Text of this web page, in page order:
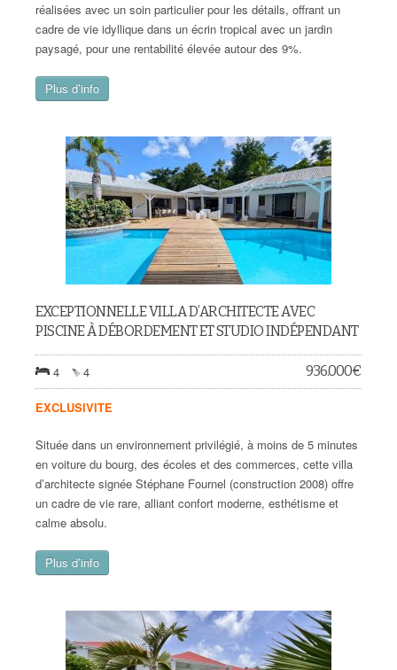
réalisées avec un soin particulier pour les détails, offrant un
cadre de vie idyllique dans un écrin tropical avec un jardin
paysagé, pour une rentabilité élevée autour des 9%.
Plus d’info
EXCEPTIONNELLE VILLA D’ARCHITECTE AVEC
PISCINE À DÉBORDEMENT ET STUDIO INDÉPENDANT
4 4 936.000€
EXCLUSIVITE
Située dans un environnement privilégié, à moins de 5 minutes
en voiture du bourg, des écoles et des commerces, cette villa
d’architecte signée Stéphane Fournel (construction 2008) offre
un cadre de vie rare, alliant confort moderne, esthétisme et
calme absolu.
Plus d’info